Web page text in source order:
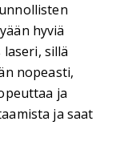
hyviä
sillä
nopeasti,
ja
ja saat